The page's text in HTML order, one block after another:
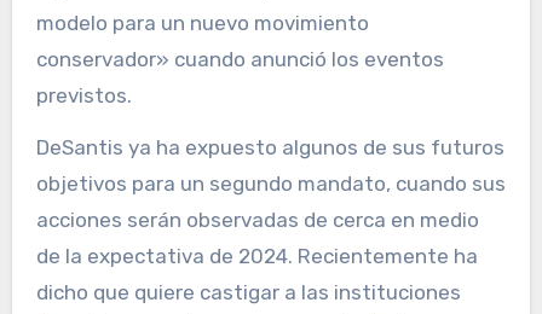
modelo para un nuevo movimiento
conservador» cuando anunció los eventos
previstos.
DeSantis ya ha expuesto algunos de sus futuros
objetivos para un segundo mandato, cuando sus
acciones serán observadas de cerca en medio
de la expectativa de 2024. Recientemente ha
dicho que quiere castigar a las instituciones